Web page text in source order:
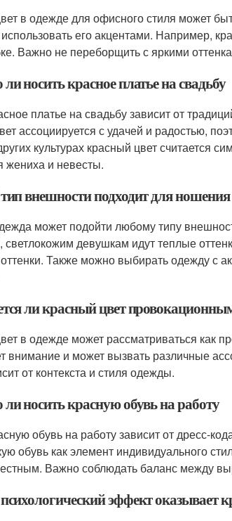
в одежде для офисного стиля может
его акцентами. Например,
Важно не переборщить с яркими
носить красное платье на свадьбу
платье на свадьбу зависит от
ассоциируется с удачей и радостью,
культурах красный цвет считается
жениха и невесты.
внешности подходит для
может подойти любому типу
девушкам идут теплые
Также можно выбирать одежду с
ли красный цвет
в одежде может рассматриваться как
внимание и может вызвать различные
от контекста и стиля одежды.
носить красную обувь на работу
обувь на работу зависит от дресс-
обувь как элемент индивидуального
Важно соблюдать баланс между
эффект оказывает